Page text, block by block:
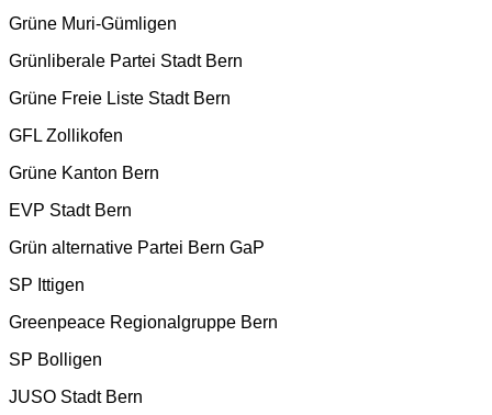
Grüne Muri-Gümligen
Grünliberale Partei Stadt Bern
Grüne Freie Liste Stadt Bern
GFL Zollikofen
Grüne Kanton Bern
EVP Stadt Bern
Grün alternative Partei Bern GaP
SP Ittigen
Greenpeace Regionalgruppe Bern
SP Bolligen
JUSO Stadt Bern